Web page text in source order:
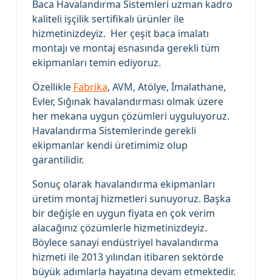
Baca Havalandırma Sistemleri uzman kadro
kaliteli işçilik sertifikalı ürünler ile
hizmetinizdeyiz. Her çeşit baca imalatı
montajı ve montaj esnasında gerekli tüm
ekipmanları temin ediyoruz.
Özellikle Fabrika, AVM, Atölye, İmalathane,
Evler, Sığınak havalandırması olmak üzere
her mekana uygun çözümleri uyguluyoruz.
Havalandırma Sistemlerinde gerekli
ekipmanlar kendi üretimimiz olup
garantilidir.
Sonuç olarak havalandırma ekipmanları
üretim montaj hizmetleri sunuyoruz. Başka
bir değişle en uygun fiyata en çok verim
alacağınız çözümlerle hizmetinizdeyiz.
Böylece sanayi endüstriyel havalandırma
hizmeti ile 2013 yılından itibaren sektörde
büyük adımlarla hayatına devam etmektedir.